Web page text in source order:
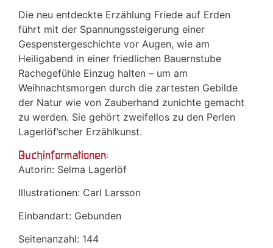
Die neu entdeckte Erzählung Friede auf Erden
führt mit der Spannungssteigerung einer
Gespenstergeschichte vor Augen, wie am
Heiligabend in einer friedlichen Bauernstube
Rachegefühle Einzug halten – um am
Weihnachtsmorgen durch die zartesten Gebilde
der Natur wie von Zauberhand zunichte gemacht
zu werden. Sie gehört zweifellos zu den Perlen
Lagerlöf’scher Erzählkunst.
Buchinformationen:
Autorin: Selma Lagerlöf
Illustrationen: Carl Larsson
Einbandart: Gebunden
Seitenanzahl: 144